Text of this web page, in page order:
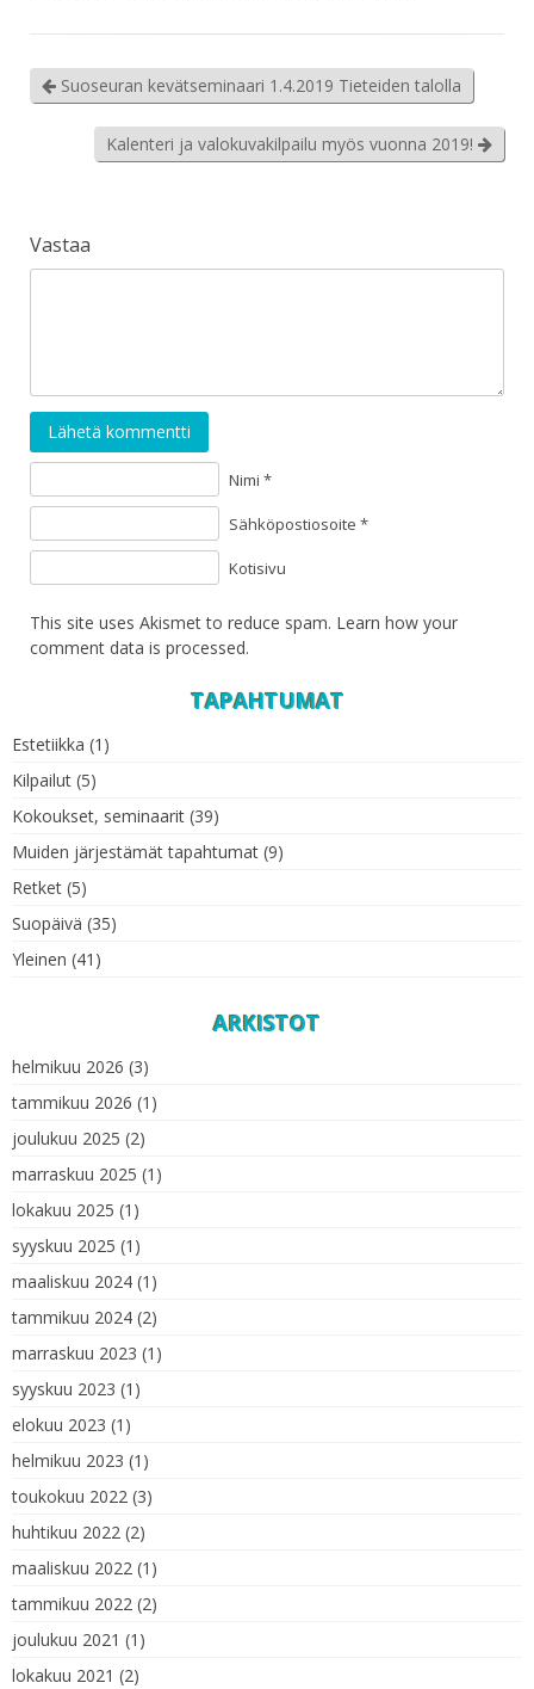
Suoseuran kevätseminaari 1.4.2019 Tieteiden talolla
Kalenteri ja valokuvakilpailu myös vuonna 2019!
Vastaa
Lähetä kommentti
Nimi *
Sähköpostiosoite *
Kotisivu
This site uses Akismet to reduce spam. Learn how your
comment data is processed.
TAPAHTUMAT
Estetiikka (1)
Kilpailut (5)
Kokoukset, seminaarit (39)
Muiden järjestämät tapahtumat (9)
Retket (5)
Suopäivä (35)
Yleinen (41)
ARKISTOT
helmikuu 2026 (3)
tammikuu 2026 (1)
joulukuu 2025 (2)
marraskuu 2025 (1)
lokakuu 2025 (1)
syyskuu 2025 (1)
maaliskuu 2024 (1)
tammikuu 2024 (2)
marraskuu 2023 (1)
syyskuu 2023 (1)
elokuu 2023 (1)
helmikuu 2023 (1)
toukokuu 2022 (3)
huhtikuu 2022 (2)
maaliskuu 2022 (1)
tammikuu 2022 (2)
joulukuu 2021 (1)
lokakuu 2021 (2)